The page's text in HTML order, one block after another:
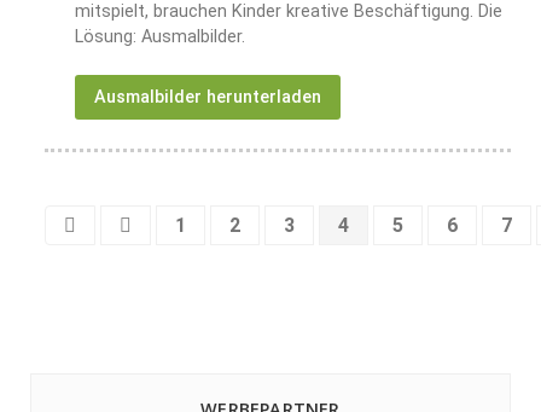
mitspielt, brauchen Kinder kreative Beschäftigung. Die
Lösung: Ausmalbilder.
Ausmalbilder herunterladen
1 2 3 4 5 6 7